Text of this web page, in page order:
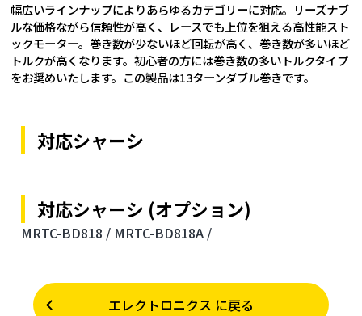
幅広いラインナップによりあらゆるカテゴリーに対応。リーズナブ
ルな価格ながら信頼性が高く、レースでも上位を狙える高性能スト
ックモーター。巻き数が少ないほど回転が高く、巻き数が多いほど
トルクが高くなります。初心者の方には巻き数の多いトルクタイプ
をお奨めいたします。この製品は13ターンダブル巻きです。
対応シャーシ
対応シャーシ (オプション)
MRTC-BD818 / MRTC-BD818A /
エレクトロニクス に戻る